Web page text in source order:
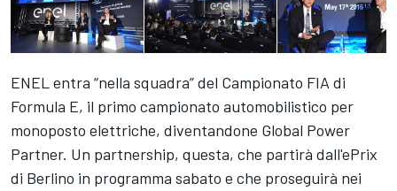
ENEL entra “nella squadra” del Campionato FIA di
Formula E, il primo campionato automobilistico per
monoposto elettriche, diventandone Global Power
Partner. Un partnership, questa, che partirà dall'ePrix
di Berlino in programma sabato e che proseguirà nei